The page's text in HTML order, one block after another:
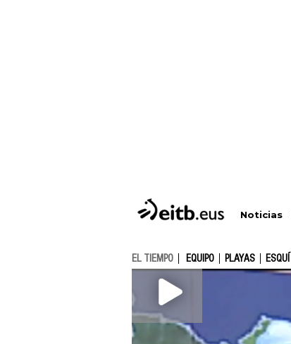
Noticias
EL TIEMPO EQUIPO PLAYAS ESQUÍ